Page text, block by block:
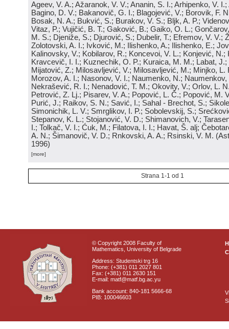
Ageev, V. A.; Ažaranok, V. V.; Ananin, S. I.; Arhipenko, V.
Bagino, D. V.; Bakanovič, G. I.; Blagojević, V.; Borovik, F.
Bosak, N. A.; Bukvić, S.; Burakov, V. S.; Bljk, A. P.;
Vitaz, P.; Vujičić, B. T.; Gaković, B.; Gaiko, O. L.;
M. S.; Djeniže, S.; Djurović, S.; Dubelir, T.; Efremov, V. V.;
Zolotovski, A. I.; Ivković, M.; Ilishenko, A.; Ilishenko, E.;
Kalinovsky, V.; Kobilarov, R.; Koncevoi, V. L.; Konjević, N.;
Kravcevič, I. I.; Kuznechik, O. P.; Kuraica, M. M.; Labat,
Mijatović, Z.; Milosavljević, V.; Milosavljević, M.; Minjko, L.
Morozov, A. I.; Nasonov, V. I.; Naumenko, N.; Naumenkov,
Nekrašević, R. I.; Nenadović, T. M.; Okovity, V.; Orlov, L.
Petrović, Z. Lj.; Pisarev, V. A.; Popović, L. Č.; Popović, M.
Purić, J.; Raikov, S. N.; Savić, I.; Sahal - Brechot, S.;
Simonichik, L. V.; Smrglikov, I. P.; Sobolevskij, S.;
Stepanov, K. L.; Stojanović, V. D.; Shimanovich, V.;
I.; Tolkač, V. I.; Ćuk, M.; Filatova, I. I.; Havat, Š. alj;
A. N.; Šimanovič, V. D.; Rnkovski, A. A.; Rsinski, V. M. (
1996)
[more]
Strana 1-1 od 1
© Copyright 2008 Faculty of
Mathematics, University of Belgrade
Address: Studentski trg 16
Phone: (+381) 011 2027 801
Fax: (+381) 011 2630 151
E-mail: matf@matf.bg.ac.yu
Bank account: 840-181 5666-68
PIB: 100046603